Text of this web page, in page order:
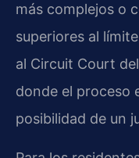
más complejos o
superiores al
al Circuit Court
donde el proceso
posibilidad de un